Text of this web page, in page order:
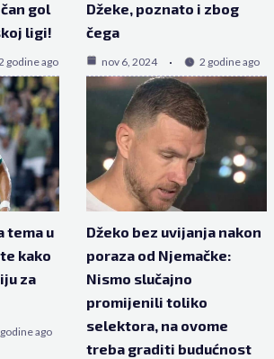
gol
ligi!
godine ago
Džeke, poznato i zbog
čega
nov 6, 2024 2 godine ago
tema u
kako
za
ago
Džeko bez uvijanja nakon
poraza od Njemačke:
Nismo slučajno
promijenili toliko
selektora, na ovome
treba graditi budućnost